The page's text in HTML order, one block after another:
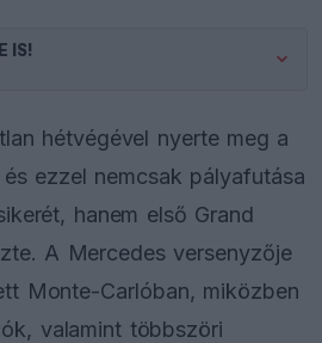
IS!
hétvégével nyerte meg a
ezzel nemcsak pályafutása
hanem első Grand
A Mercedes versenyzője
Monte-Carlóban, miközben
valamint többszöri